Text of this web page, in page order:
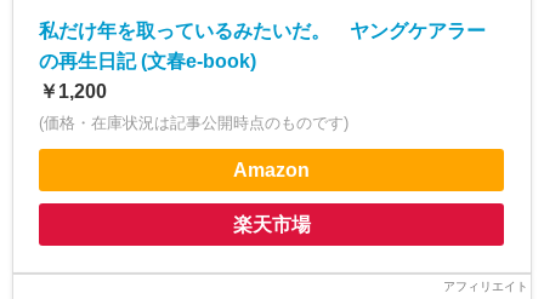
私だけ年を取っているみたいだ。 ヤングケアラー
の再生日記 (文春e-book)
￥1,200
(価格・在庫状況は記事公開時点のものです)
Amazon
楽天市場